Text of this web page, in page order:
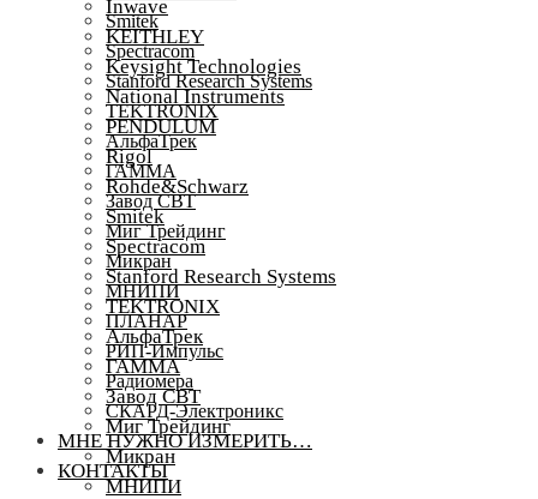
Smitek
Spectracom
Stanford Research Systems
TEKTRONIX
АльфаТрек
ГАММА
Завод СВТ
Миг Трейдинг
Микран
МНИПИ
ПЛАНАР
РИП-Импульс
Радиомера
СКАРД-Электроникс
МНЕ НУЖНО ИЗМЕРИТЬ…
КОНТАКТЫ
Inwave
KEITHLEY
Keysight Technologies
National Instruments
PENDULUM
Rigol
Rohde&Schwarz
Smitek
Spectracom
Stanford Research Systems
TEKTRONIX
АльфаТрек
ГАММА
Завод СВТ
Миг Трейдинг
Микран
МНИПИ